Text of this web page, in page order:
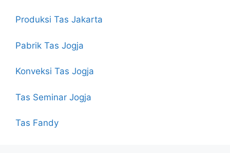
Produksi Tas Jakarta
Pabrik Tas Jogja
Konveksi Tas Jogja
Tas Seminar Jogja
Tas Fandy